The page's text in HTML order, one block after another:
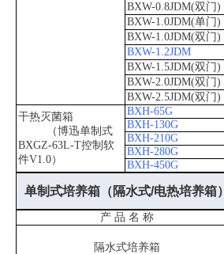
BXW-0.8JDM(双门)
BXW-1.0JDM(单门)
BXW-1.0JDM(双门)
BXW-1.2JDM
BXW-1.5JDM(双门)
BXW-2.0JDM(双门)
BXW-2.5JDM(双门)
干热灭菌箱
（博迅单制式
BXGZ-63L-T控制软
件V1.0）
BXH-65G
BXH-130G
BXH-210G
BXH-280G
BXH-450G
单制式培养箱（隔水式/电热培养箱）
产 品 名 称
隔水式培养箱